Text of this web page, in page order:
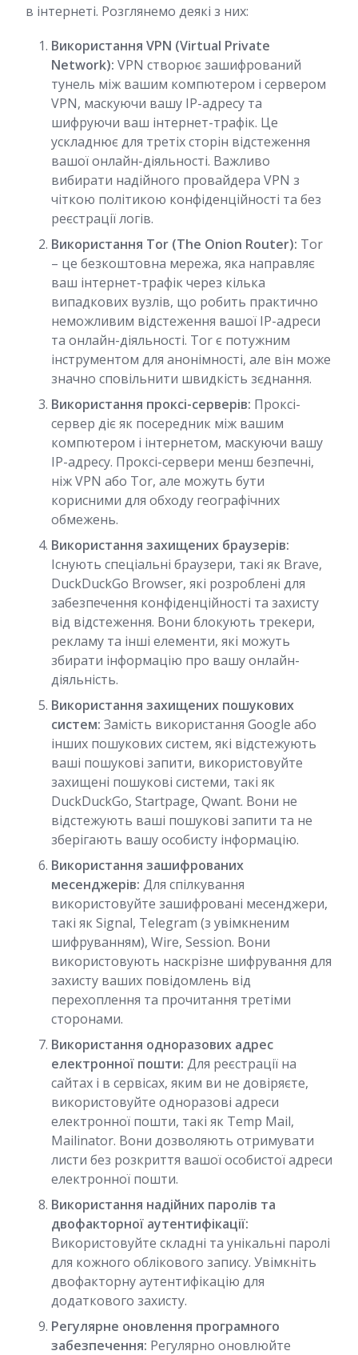
в інтернеті. Розглянемо деякі з них:
Використання VPN (Virtual Private
Network): VPN створює зашифрований
тунель між вашим компютером і сервером
VPN, маскуючи вашу IP-адресу та
шифруючи ваш інтернет-трафік. Це
ускладнює для третіх сторін відстеження
вашої онлайн-діяльності. Важливо
вибирати надійного провайдера VPN з
чіткою політикою конфіденційності та без
реєстрації логів.
Використання Tor (The Onion Router): Tor
– це безкоштовна мережа, яка направляє
ваш інтернет-трафік через кілька
випадкових вузлів, що робить практично
неможливим відстеження вашої IP-адреси
та онлайн-діяльності. Tor є потужним
інструментом для анонімності, але він може
значно сповільнити швидкість зєднання.
Використання проксі-серверів: Проксі-
сервер діє як посередник між вашим
компютером і інтернетом, маскуючи вашу
IP-адресу. Проксі-сервери менш безпечні,
ніж VPN або Tor, але можуть бути
корисними для обходу географічних
обмежень.
Використання захищених браузерів:
Існують спеціальні браузери, такі як Brave,
DuckDuckGo Browser, які розроблені для
забезпечення конфіденційності та захисту
від відстеження. Вони блокують трекери,
рекламу та інші елементи, які можуть
збирати інформацію про вашу онлайн-
діяльність.
Використання захищених пошукових
систем: Замість використання Google або
інших пошукових систем, які відстежують
ваші пошукові запити, використовуйте
захищені пошукові системи, такі як
DuckDuckGo, Startpage, Qwant. Вони не
відстежують ваші пошукові запити та не
зберігають вашу особисту інформацію.
Використання зашифрованих
месенджерів: Для спілкування
використовуйте зашифровані месенджери,
такі як Signal, Telegram (з увімкненим
шифруванням), Wire, Session. Вони
використовують наскрізне шифрування для
захисту ваших повідомлень від
перехоплення та прочитання третіми
сторонами.
Використання одноразових адрес
електронної пошти: Для реєстрації на
сайтах і в сервісах, яким ви не довіряєте,
використовуйте одноразові адреси
електронної пошти, такі як Temp Mail,
Mailinator. Вони дозволяють отримувати
листи без розкриття вашої особистої адреси
електронної пошти.
Використання надійних паролів та
двофакторної аутентифікації:
Використовуйте складні та унікальні паролі
для кожного облікового запису. Увімкніть
двофакторну аутентифікацію для
додаткового захисту.
Регулярне оновлення програмного
забезпечення: Регулярно оновлюйте